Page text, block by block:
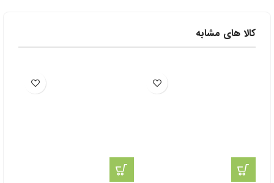
کالا های مشابه